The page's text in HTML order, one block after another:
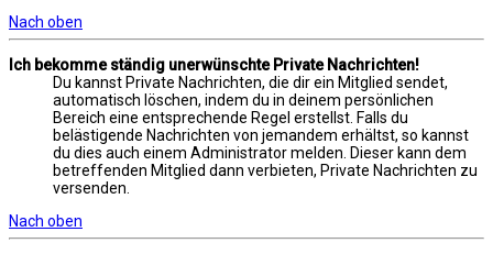
Nach oben
Ich bekomme ständig unerwünschte Private Nachrichten!
Du kannst Private Nachrichten, die dir ein Mitglied sendet,
automatisch löschen, indem du in deinem persönlichen
Bereich eine entsprechende Regel erstellst. Falls du
belästigende Nachrichten von jemandem erhältst, so kannst
du dies auch einem Administrator melden. Dieser kann dem
betreffenden Mitglied dann verbieten, Private Nachrichten zu
versenden.
Nach oben